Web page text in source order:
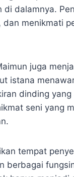
dalamnya.
menikmati
juga
istana
dinding
seni yang
tempat
berbagai